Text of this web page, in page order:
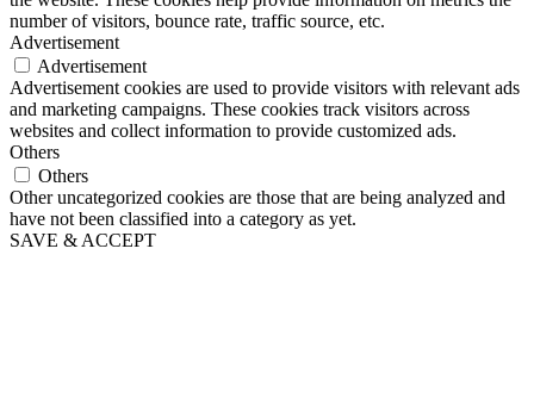
number of visitors, bounce rate, traffic source, etc.
Advertisement
Advertisement
Advertisement cookies are used to provide visitors with relevant ads
and marketing campaigns. These cookies track visitors across
websites and collect information to provide customized ads.
Others
Others
Other uncategorized cookies are those that are being analyzed and
have not been classified into a category as yet.
SAVE & ACCEPT